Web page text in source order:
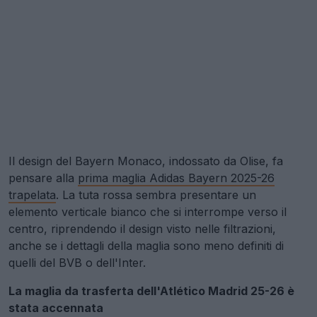
Il design del Bayern Monaco, indossato da Olise, fa
pensare alla prima maglia Adidas Bayern 2025-26
trapelata. La tuta rossa sembra presentare un
elemento verticale bianco che si interrompe verso il
centro, riprendendo il design visto nelle filtrazioni,
anche se i dettagli della maglia sono meno definiti di
quelli del BVB o dell'Inter.
La maglia da trasferta dell'Atlético Madrid 25-26 è
stata accennata